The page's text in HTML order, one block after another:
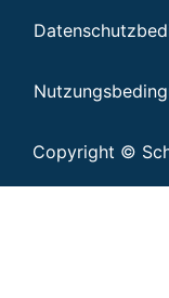
Copyright ©